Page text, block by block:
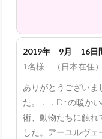
2019年 9月 16日
1名様 （日本在住）
ありがとうございま
た。．．Dr.の暖か
術、動物たちに触れ
した。アーユルヴ